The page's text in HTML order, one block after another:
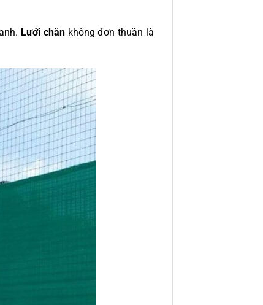
Lưới chắnkhông đơn thuần là